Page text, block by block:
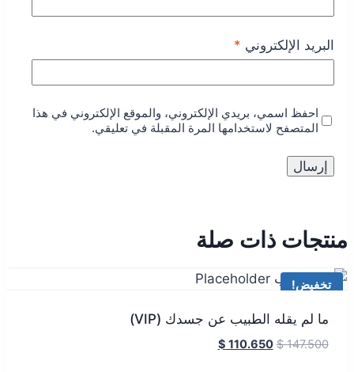
البريد الإلكتروني *
احفظ اسمي، بريدي الإلكتروني، والموقع الإلكتروني في هذا
المتصفح لاستخدامها المرة المقبلة في تعليقي.
منتجات ذات صلة
تخفيض!
ما لم يقله الطبيب عن جسدك (VIP)
$147.500
$ 110.650